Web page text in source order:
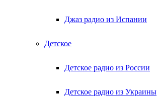
Джаз радио из Испании
Детское
Детское радио из России
Детское радио из Украины